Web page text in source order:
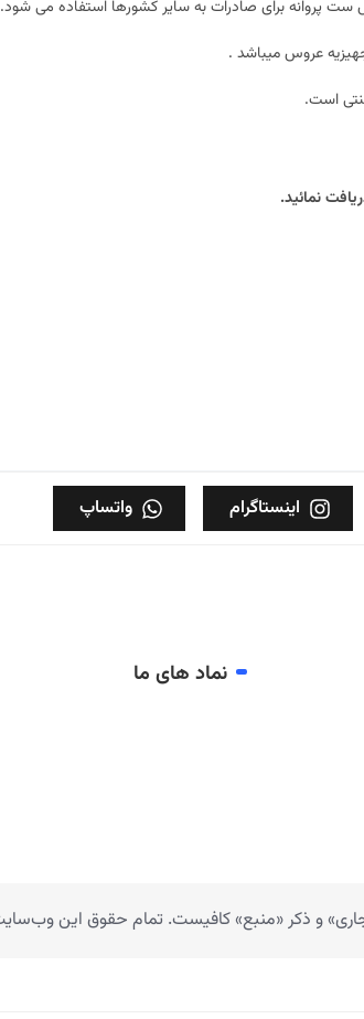
پروانه برای صادرات به سایر کشورها استفاده می شود.
عروس میباشد .
است.
نمائید.
اینستاگرام واتساپ
نماد های ما
و ذکر «منبع» کافیست. تمام حقوق اين